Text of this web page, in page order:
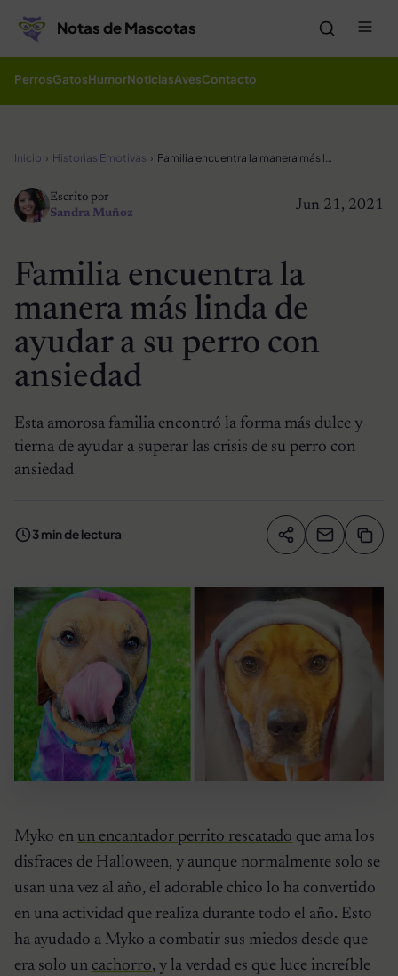
Notas de Mascotas
PerrosGatosHumorNoticiasAvesContacto
Inicio Historias Emotivas Familia encuentra la manera más linda de ayudar a su perro con ansiedad
Jun 21, 2021
Escrito por
Sandra Muñoz
Familia encuentra la
manera más linda de
ayudar a su perro con
ansiedad
Esta amorosa familia encontró la forma más dulce y
tierna de ayudar a superar las crisis de su perro con
ansiedad
3 min de lectura Compartir
Myko en un encantador perrito rescatado que ama los
disfraces de Halloween, y aunque normalmente solo se
usan una vez al año, el adorable chico lo ha convertido
en una actividad que realiza durante todo el año. Esto
ha ayudado a Myko a combatir sus miedos desde que
era solo un cachorro, y la verdad es que luce increíble